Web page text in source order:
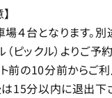
となります。別
ックル）よりご予約
の10分前からご利
分以内に退出下さ